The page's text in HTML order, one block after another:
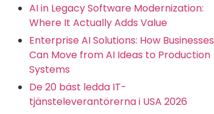
AI in Legacy Software Modernization:
Where It Actually Adds Value
Enterprise AI Solutions: How Businesses
Can Move from AI Ideas to Production
Systems
De 20 bäst ledda IT-
tjänsteleverantörerna i USA 2026